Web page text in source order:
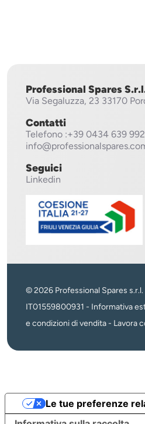
Professional Spares
Via Segaluzza, 23 33170
Contatti
Telefono :+39 0434 639 992
Seguici
Linkedin
© 2026 Professional Spares s.r.l.
IT01559800931 - Informativa
e condizioni di vendita- Lavora
Le tue preferenze